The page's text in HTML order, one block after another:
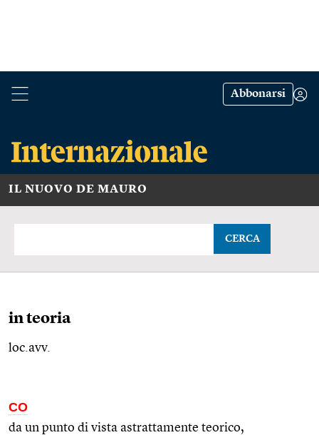
Abbonarsi
IL NUOVO DE MAURO
CERCA
in teoria
loc.avv.
CO
da un punto di vista astrattamente teorico,